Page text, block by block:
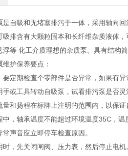
是自吸和无堵塞排污于一体，采用轴向
吸排含有大颗粒固本和长纤维杂质液体
等 化工介质理想的杂质泵。具有结构
维护保养要点：
要定期检查个零部件是否异常，如果有
或工具转动自吸泵，试看排污泵是否灵
和扬程在标牌上注明的范围内，以保证
，轴承温度不能超过环境温度35C，温
声音应立即停车检查原因。
，先关闭闸阀、压力表，然后停止电机